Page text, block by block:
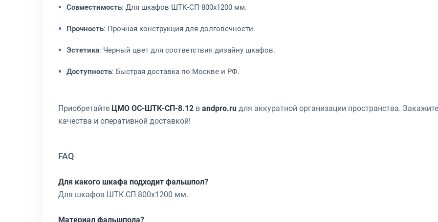
Совместимость: Для шкафов ШТК-СП 800x1200 мм.
Прочность: Прочная конструкция для долговечности.
Эстетика: Черный цвет для соответствия дизайну шкафов.
Доступность: Быстрая доставка по Москве и РФ.
Приобретайте ЦМО ОС-ШТК-СП-8.12 в andpro.ru для аккуратной организации пространства.
качества и оперативной доставкой!
FAQ
Для какого шкафа подходит фальшпол?
Для шкафов ШТК-СП 800x1200 мм.
Материал фальшпола?